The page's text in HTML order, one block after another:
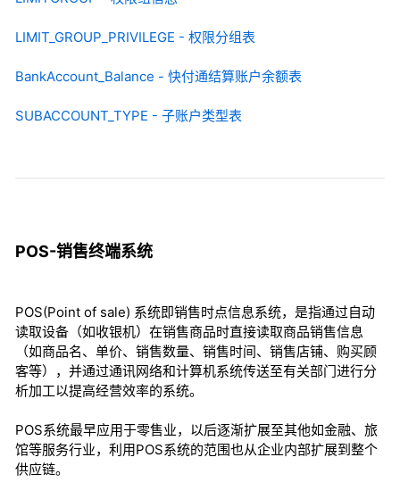
LIMIT_GROUP_PRIVILEGE - 权限分组表
BankAccount_Balance - 快付通结算账户余额表
SUBACCOUNT_TYPE - 子账户类型表
POS-销售终端系统
POS(Point of sale) 系统即销售时点信息系统，是指通过自动
读取设备（如收银机）在销售商品时直接读取商品销售信息
（如商品名、单价、销售数量、销售时间、销售店铺、购买顾
客等），并通过通讯网络和计算机系统传送至有关部门进行分
析加工以提高经营效率的系统。
POS系统最早应用于零售业，以后逐渐扩展至其他如金融、旅
馆等服务行业，利用POS系统的范围也从企业内部扩展到整个
供应链。